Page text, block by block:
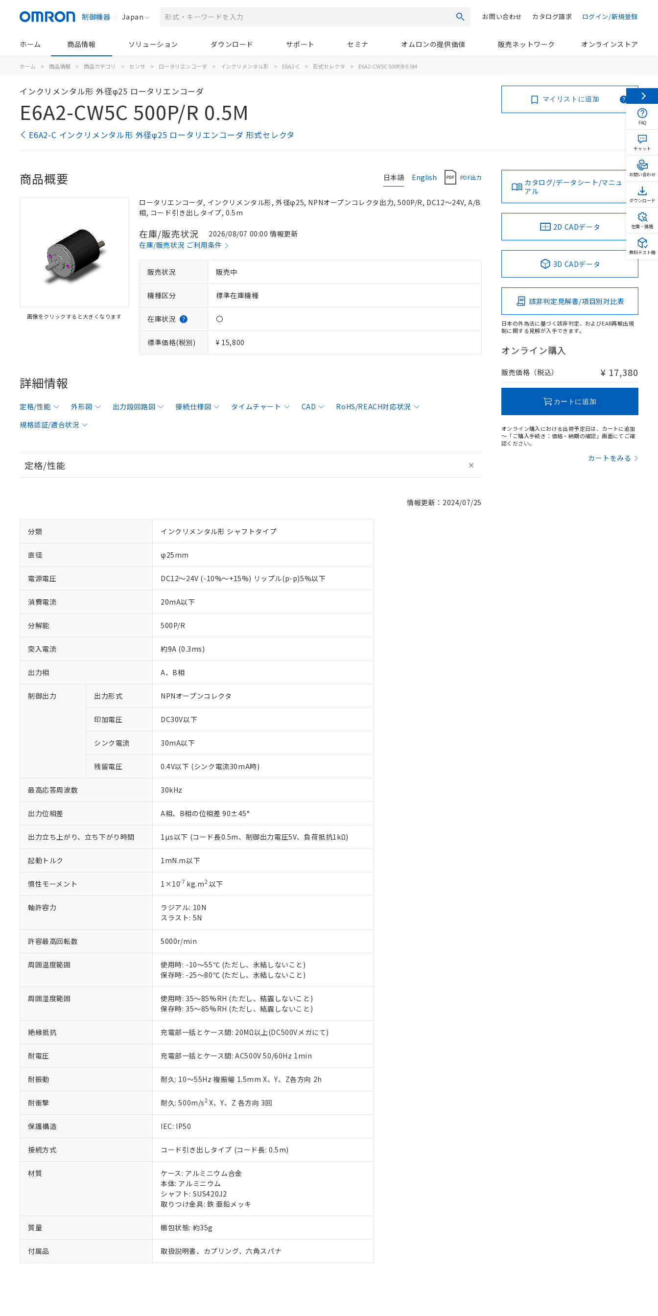
制御機器 Japan 検索 ログイン/新規登録
カタログ請求
お問い合わせ
ホーム 商品情報 ソリューション ダウンロード サポート セミナ オムロンの提供価値 販売ネットワーク オンラインストア
ホーム > 商品情報 > 商品カテゴリ > センサ > ロータリエンコーダ > インクリメンタル形 > E6A2-C > 形式セレクタ > E6A2-CW5C 500P/R 0.5M
インクリメンタル形 外径φ25 ロータリエンコーダ
E6A2-CW5C 500P/R 0.5M
E6A2-C インクリメンタル形 外径φ25 ロータリエンコーダ 形式セレクタ
マイリストに追加
日本語 English PDF出力
商品概要
画像をクリックすると大きくなります
ロータリエンコーダ, インクリメンタル形, 外径φ25, NPNオープンコレクタ出力, 500P/R, DC12～24V, A/B
相, コード引き出しタイプ, 0.5m
在庫/販売状況
2026/08/07 00:00 情報更新
在庫/販売状況 ご利用条件
販売状況 販売中
機種区分 標準在庫機種
在庫状況 〇
標準価格(税別) ¥ 15,800
詳細情報
定格/性能 外形図 出力段回路図 接続仕様図 タイムチャート CAD
RoHS/REACH対応状況
規格認証/適合状況
定格/性能
情報更新：2024/07/25
分類 インクリメンタル形 シャフトタイプ
直径 φ25mm
電源電圧 DC12～24V (-10%～+15%) リップル(p-p)5%以下
消費電流 20mA以下
分解能 500P/R
突入電流 約9A (0.3ms)
出力相 A、B相
制御出力 出力形式 NPNオープンコレクタ
印加電圧 DC30V以下
シンク電流 30mA以下
残留電圧 0.4V以下 (シンク電流30mA時)
最高応答周波数 30kHz
出力位相差 A相、B相の位相差 90±45°
出力立ち上がり、立ち下がり時間 1µs以下 (コード長0.5m、制御出力電圧5V、負荷抵抗1kΩ)
起動トルク 1mN.m以下
慣性モーメント 1×10-7 kg.m2以下
軸許容力
ラジアル: 10N
スラスト: 5N
許容最高回転数 5000r/min
周囲温度範囲
使用時: -10～55℃ (ただし、氷結しないこと)
保存時: -25～80℃ (ただし、氷結しないこと)
周囲湿度範囲
使用時: 35～85%RH (ただし、結露しないこと)
保存時: 35～85%RH (ただし、結露しないこと)
絶縁抵抗 充電部一括とケース間: 20MΩ以上(DC500Vメガにて)
耐電圧 充電部一括とケース間: AC500V 50/60Hz 1min
耐振動 耐久: 10～55Hz 複振幅 1.5mm X、Y、Z各方向 2h
耐衝撃 耐久: 500m/s2X、Y、Z 各方向 3回
保護構造 IEC: IP50
接続方式 コード引き出しタイプ (コード長: 0.5m)
材質
ケース: アルミニウム合金
本体: アルミニウム
シャフト: SUS420J2
取りつけ金具: 鉄 亜鉛メッキ
質量 梱包状態: 約35g
付属品 取扱説明書、カプリング、六角スパナ
カタログ/データシート/マニュ
アル
2D CADデータ
3D CADデータ
該非判定見解書/項目別対比表
日本の外為法に基づく該非判定、およびEAR再輸出規
制に関する見解が入手できます。
オンライン購入
販売価格（税込） ¥ 17,380
カートに追加
オンライン購入における出荷予定日は、カートに追加
～「ご購入手続き：価格・納期の確認」画面にてご確
認ください。
カートをみる
ご利用条件
本サービスは、当社制御機器事業取扱商品の当社在庫状況および標準価格(税抜)を提供させていただ
くものです。
在庫状況および標準価格照会結果は、記載している更新日時点での社内データに基づき作成されるも
のであり、閲覧された時点での実際の在庫および標準価格とは異なる場合があることをご了承くださ
い。
当社販売員にご相談ください。
オムロン制御機器販売店や当社販売拠点は「販売ネットワーク
在庫状況および標準価格結果を当社の事前の承諾なく第三者に漏洩または開示しないようお願いしま
す。
マイパーツ機能（部品リスト作成サービス）をご利用いただくには、I-Webメンバーズにご登録され
ている必要があります。
お客様が当ウェブサイト上で当社にご登録された部品リストについて、当社および当社の共同利用者
が、当社の製品・サービスに関するお客様との取引・商談に必要な範囲で利用することをご了承くだ
※当社の共同利用者とは、"個人情報の共同利用に関して"
いる法人を指します。
※1 対応状況
対応済み：EU RoHS指令（10物質）の非含有に対応した製品が提供可能な商品です。
対応予定：EU RoHS指令（10物質）の非含有に対応した製品に切り替える予定のある商品です。
対応予定なし：EU RoHS指令（10物質）の非含有に非対応の商品で、対応品を出す予定はありません。
調査・確認中：EU RoHS指令（10物質）の非含有の対応状況を調査中または確認中の商品です。
仕入先様の事情により、非含有部品としていたものが、含有品と判明した場合などやむを得ず変更すること
があります。
*EU RoHS指令（10物質）：
鉛(Pb) 1000ppm以下、 水銀(Hg) 1000ppm以下、 カドミウム(Cd) 100ppm以下、
六価クロム(Cr(Ⅵ)) 1000ppm以下、ポリ臭化ビフェニル類(PBB) 1000ppm以下、ポリ臭化ジフェニルエーテル類(PBDE) 1000ppm以下、
フタル酸ビス(2-エチルヘキシル) (DEHP)(別名：DOP) 1000ppm以下、フタル酸ブチルベンジル（BBP） 1000ppm以下、フタル酸ジブチ
但し、RoHS指令で産業用監視および制御機器に対する適用除外項目は除く。
フタル酸エステル類の４物質については閾値を超える意図的な使用がないことを確認しています。
※2 対応予定月
部品在庫の切り替え状況などにより、予定月が前後することがあります。
※3 非含有証明書ダウンロード
下記の非含有証明書をダウンロードすることができます。
EU RoHS指令（10物質）の非含有証明書
51物質の非含有証明書（当社基準）
※本証明書は発行日時点で非含有を証明するもので、過去に遡って非含有を証明するものではありません。
また、RoHS指令のフタル酸エステル類４物質の対応では、対応完了までの期間は出荷製品に未対応品が
混在することから備考欄に対応日を記載しておりました。
既に当社にて対応品への在庫切替を完了していることから、特段のことがない限り、2022年1月12日よ
り割愛しております。
※1 中国RoHS○×表
「○」：最大均質材料含有率が中国RoHSの基準値以下であることを示します。
「－」：未確認です。当社販売部門へお問い合わせください。
Pb(鉛) :1000ppm、 Hg(水銀) : 1000ppm、 Cd(カドミウム) : 100ppm、
Cr(Ⅵ)(六価クロム) : 1000ppm、 PBBs(ポリ臭化ビフェニル類) : 1000ppm、 PBDEs(ポリ臭化ジフェニルエーテル類) : 1000ppm、
DBP(フタル酸ジブチル) : 1000ppm、 DIBP(フタル酸ジイソブチル) : 1000ppm、 BBP(フタル酸ブチルベンジル) : 1000ppm、
DEHP(フタル酸ビス(2-エチルヘキシル)) : 1000ppm
※2 環境保護使用期限
「ｅ」：有害物質（10物質）のすべてが基準値以下であることを示します。
「10」：通常の使用状況下において有害物質が外部に漏えいし、環境に深刻な影響を及ぼさない年数を意
味します。
「－」：未確認です。当社販売部門へお問い合わせください。
当社は、これら貴社製品のうち、外国為替および外国貿易法に定める商品（以下｢規制貨物等」とい
う）を輸出または国外への提供する場合は、日本国政府の輸出許可(または役務取引許可)を取得する
などの必要な手続きをとります。
当社は規制貨物を破棄する場合は、完全に破砕するなど、違法に輸出されないよう必要な手段を講じ
ます。
当社は貴社製品を、核兵器、ミサイル、化学兵器、生物兵器またはその他武器並びにこれらの製造装
当社は、貴社製品を第三者に販売する場合は、上記1、2および3の内容を当該第三者に通知します。
また当社は、販売先および販売に係わる関係者が違法に輸出するおそれがある場合は、取り引きをい
たしません。
記
号
説明
○ 一定数以上の在庫あり
△ 一定数には満たないが在庫あり
－
在庫なし(最新の在庫状況については、お客様のお取引先、またはお客様担当のオムロン制御
機器販売店・当社販売員にご確認ください)
空
白
受注生産機種、また在庫状況の情報を公開していない機種
FAQ
チャット
お問い合わせ
ダウンロード
在庫・価格
無料テスト機